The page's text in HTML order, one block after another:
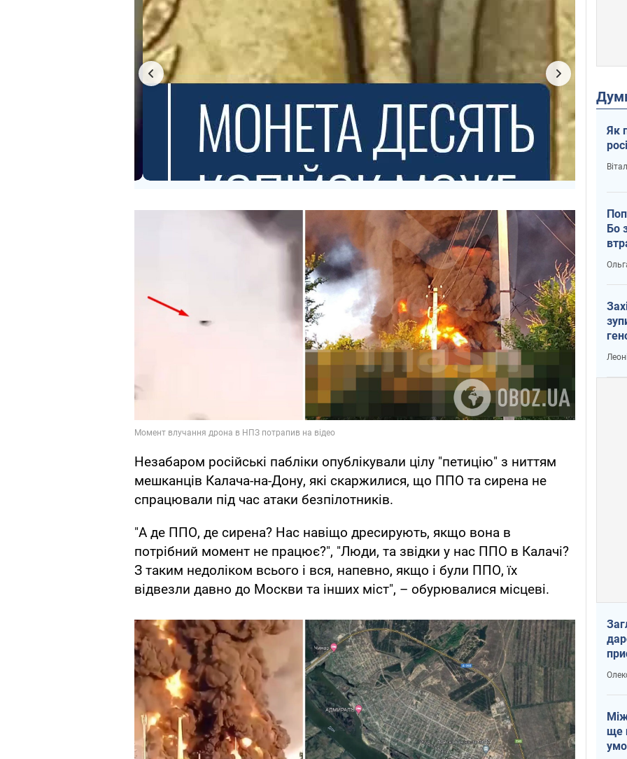
Незабаром російські пабліки опублікували цілу "петицію" з ниттям
мешканців Калача-на-Дону, які скаржилися, що ППО та сирена не
спрацювали під час атаки безпілотників.
"А де ППО, де сирена? Нас навіщо дресирують, якщо вона в
потрібний момент не працює?", "Люди, та звідки у нас ППО в Калачі?
З таким недоліком всього і вся, напевно, якщо і були ППО, їх
відвезли давно до Москви та інших міст", – обурювалися місцеві.
Як
Бо
ще